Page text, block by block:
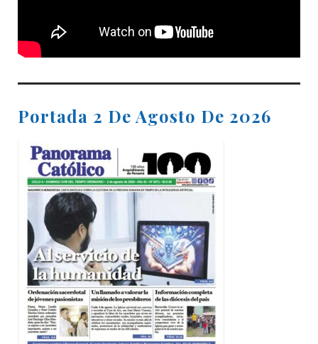
Portada 2 De Agosto De 2026